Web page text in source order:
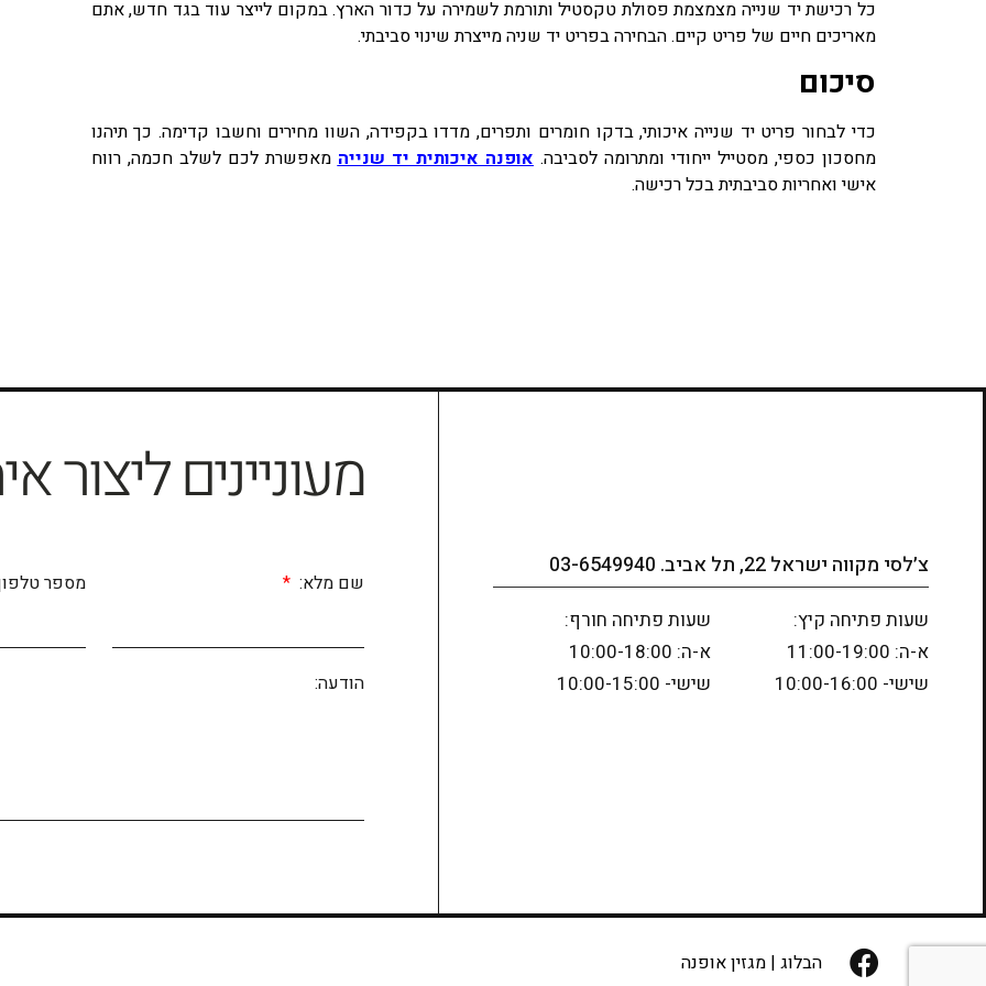
כל רכישת יד שנייה מצמצמת פסולת טקסטיל ותורמת לשמירה על כדור הארץ. במקום לייצר עוד בגד חדש, אתם
מאריכים חיים של פריט קיים. הבחירה בפריט יד שניה מייצרת שינוי סביבתי.
סיכום
כדי לבחור פריט יד שנייה איכותי, בדקו חומרים ותפרים, מדדו בקפידה, השוו מחירים וחשבו קדימה. כך תיהנו
מחסכון כספי, מסטייל ייחודי ומתרומה לסביבה.אופנה איכותית יד שנייהמאפשרת לכם לשלב חכמה, רווח
אישי ואחריות סביבתית בכל רכישה.
צ׳לסי מקווה ישראל 22, תל אביב. 03-6549940
שעות פתיחה קיץ:
א-ה: 11:00-19:00
שישי- 10:00-16:00
שעות פתיחה חורף:
א-ה: 10:00-18:00
שישי- 10:00-15:00
מעוניינים ליצור
שם מלא: מספר
הודעה:
הבלוג |מגזין אופנה